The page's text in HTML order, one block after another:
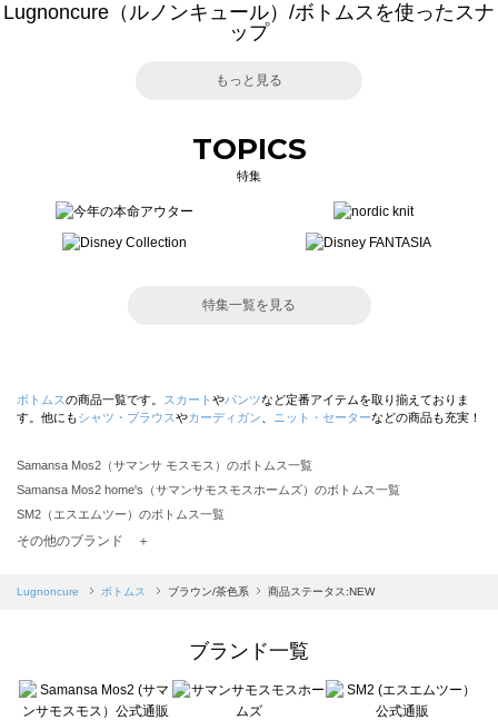
Lugnoncure（ルノンキュール）/ボトムスを使ったスナ
ップ
もっと見る
TOPICS
特集
特集一覧を見る
ボトムスの商品一覧です。 スカート やパンツなど定番アイテムを取り揃えておりま
す。他にもシャツ・ブラウスやカーディガン ニット・セーターなどの商品も充実！
Samansa Mos2（サマンサ モスモス）のボトムス一覧
Samansa Mos2 home's（サマンサモスモスホームズ）のボトムス一覧
SM2（エスエムツー）のボトムス一覧
TSUHARU by Samansa Mos2（ツハルバイサマンサモスモス）のボトムス一覧
Samansa Mos2 blue（サマンサモスモス ブルー）のボトムス一覧
sō4ū（ソウフォーユー）のボトムス一覧
Te chichi（テチチ）のボトムス一覧
Te chichi CLASSIC（テチチ クラシック）のボトムス一覧
その他のブランド ＋
Lugnoncure ボトムス ブラウン/茶色系 商品ステータス:NEW
ブランド一覧